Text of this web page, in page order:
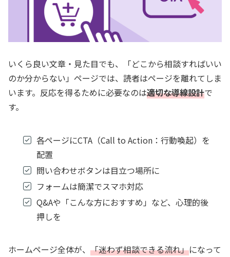
いくら良い文章・見た目でも、「どこから相談すればいい
のか分からない」ページでは、読者はページを離れてしま
います。反応を得るために必要なのは適切な導線設計で
す。
各ページにCTA（Call to Action：行動喚起）を
配置
問い合わせボタンは目立つ場所に
フォームは簡潔でスマホ対応
Q&Aや「こんな方におすすめ」など、心理的後
押しを
ホームページ全体が、 「迷わず相談できる流れ」になって